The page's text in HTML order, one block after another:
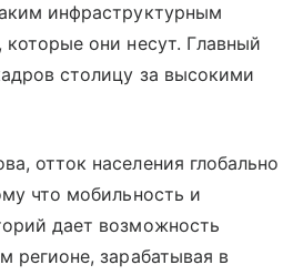
инфраструктурным
они несут. Главный
столицу за высокими
отток населения глобально
что мобильность и
дает возможность
регионе, зарабатывая в